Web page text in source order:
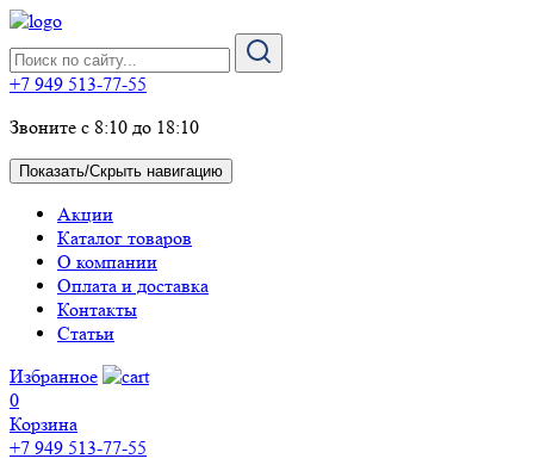
+7 949 513-77-55
Звоните с 8:10 до 18:10
Показать/Скрыть навигацию
Акции
Каталог товаров
О компании
Оплата и доставка
Контакты
Статьи
Избранное
0
Корзина
+7 949 513-77-55